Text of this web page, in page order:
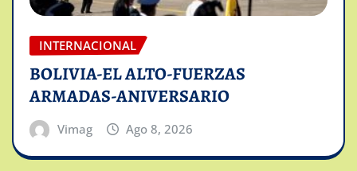
INTERNACIONAL
BOLIVIA-EL ALTO-FUERZAS
ARMADAS-ANIVERSARIO
Vimag Ago 8, 2026